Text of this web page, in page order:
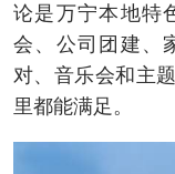
论是万宁本地特
会、公司团建、
对、音乐会和主
里都能满足。